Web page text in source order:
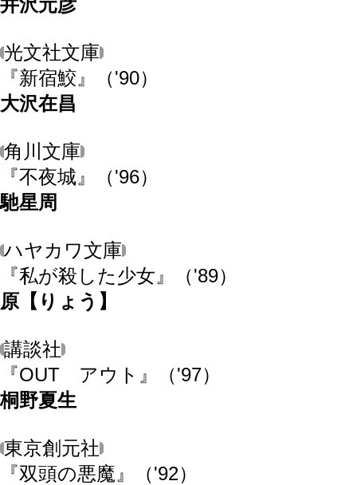
井沢元彦
光文社文庫
『新宿鮫』
（'90）
大沢在昌
角川文庫
『不夜城』
（'96）
馳星周
ハヤカワ文庫
『私が殺した少女』
（'89）
原【りょう】
講談社
『OUT アウト』
（'97）
桐野夏生
東京創元社
『双頭の悪魔』
（'92）